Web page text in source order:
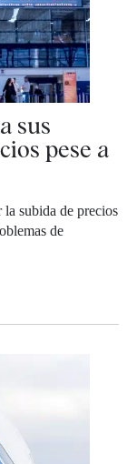
sus
pese a
la subida de precios
de